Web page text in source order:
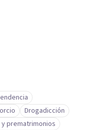
Drogadicción
prematrimonios